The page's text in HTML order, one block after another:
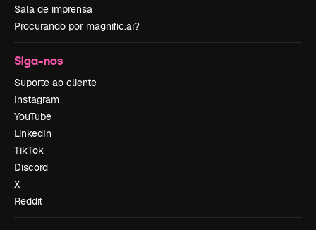
Sala de imprensa
Procurando por magnific.ai?
Siga-nos
Suporte ao cliente
Instagram
YouTube
LinkedIn
TikTok
Discord
X
Reddit